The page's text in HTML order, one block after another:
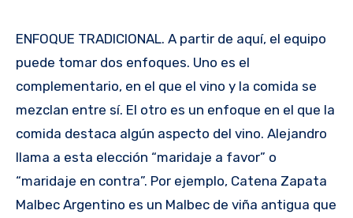
ENFOQUE TRADICIONAL. A partir de aquí, el equipo
puede tomar dos enfoques. Uno es el
complementario, en el que el vino y la comida se
mezclan entre sí. El otro es un enfoque en el que la
comida destaca algún aspecto del vino. Alejandro
llama a esta elección “maridaje a favor” o
“maridaje en contra”. Por ejemplo, Catena Zapata
Malbec Argentino es un Malbec de viña antigua que